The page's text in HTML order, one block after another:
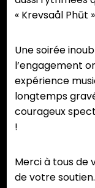
« Krevsaål Phūt
Une soirée
l’engagement
expérience
longtemps
courageux
!
Merci à tous de
de votre soutien.